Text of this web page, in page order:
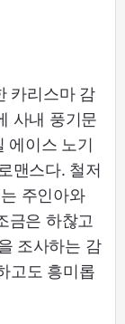
카리스마 감
사내 풍기문
에이스 노기
맨스다. 철저
주인아와
금은 하찮고
조사하는 감
고도 흥미롭